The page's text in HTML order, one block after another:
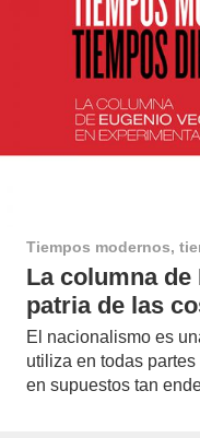
Tiempos modernos,
La columna de
patria de las
El nacionalismo es
utiliza en todas
en supuestos tan